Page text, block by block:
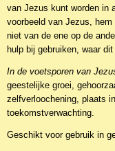
9789043525510
van Jezus kunt worden in
voorbeeld van Jezus,
niet van de ene op de
hulp bij gebruiken, waar
In de voetsporen van
geestelijke groei,
zelfverloochening, plaats
toekomstverwachting.
Geschikt voor gebruik in